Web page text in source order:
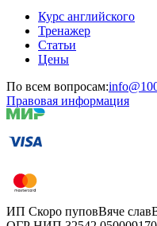
Курс английского
Тренажер
Статьи
Цены
По всем вопросам:
Правовая информация
ИП Скоро пуповВяче слав